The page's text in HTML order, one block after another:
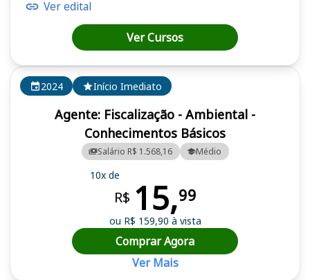
2024 Início Imediato
Agente: Fiscalização - Ambiental -
Conhecimentos Básicos
Salário R$ 1.568,16 Médio
10x de
R$ 15,99
ou R$ 159,90 à vista
Comprar Agora
Ver Mais
Ver edital
Ver Cursos